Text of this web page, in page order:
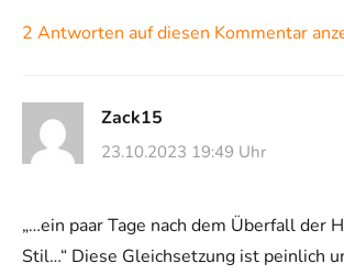
2 Antworten auf diesen Kommentar
Zack15
23.10.2023 19:49 Uhr
„…ein paar Tage nach dem Überfall der
Stil…“ Diese Gleichsetzung ist peinlich